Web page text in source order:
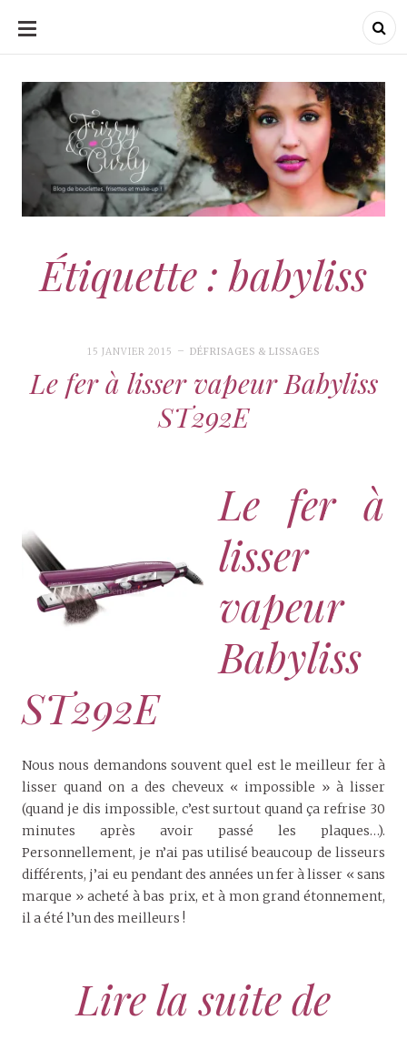
ALLER
CONTENU
Frizzy & Curly
Frizzy & Curly
Étiquette : babyliss
15 JANVIER 2015 DÉFRISAGES & LISSAGES
Le fer à lisser vapeur Babyliss
ST292E
Le fer à
lisser
vapeur
Babyliss
ST292E
Nous nous demandons souvent quel est le meilleur fer à
lisser quand on a des cheveux « impossible » à lisser
(quand je dis impossible, c’est surtout quand ça refrise 30
minutes après avoir passé les plaques…).
Personnellement, je n’ai pas utilisé beaucoup de lisseurs
différents, j’ai eu pendant des années un fer à lisser « sans
marque » acheté à bas prix, et à mon grand étonnement,
il a été l’un des meilleurs !
Lire la suite de